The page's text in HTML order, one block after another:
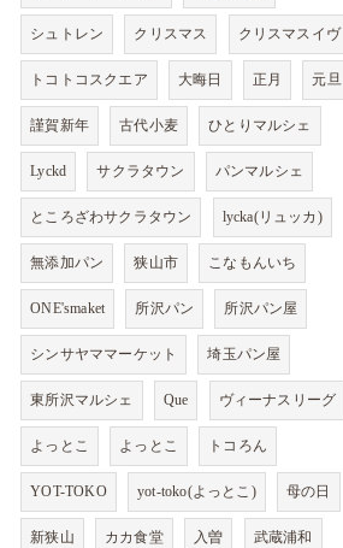
シュトレン クリスマス クリスマスイヴ
トコトコスクエア 大晦日 正月 元旦
謹賀新年 古代小麦 ひとりマルシェ
Lyckd サクラタウン パンマルシェ
ところざわサクラタウン lycka(リュッカ)
無添加パン 狭山市 こなもんいち
ONE'smaket 所沢パン 所沢パン屋
シンサヤママーケット 埼玉パン屋
東所沢マルシェ Que ヴィーナスリーグ
よっとこ よっとこ トコろん
YOT-TOKO yot-toko(よっとこ) 母の日
新狭山 カカ食堂 入曽 武蔵浦和